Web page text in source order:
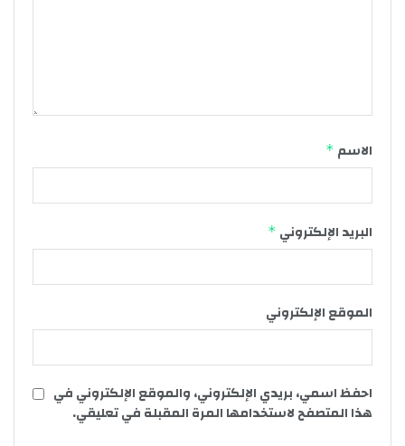
الاسم *
البريد الإلكتروني *
الموقع الإلكتروني
احفظ اسمي، بريدي الإلكتروني، والموقع الإلكتروني في
هذا المتصفح لاستخدامها المرة المقبلة في تعليقي.